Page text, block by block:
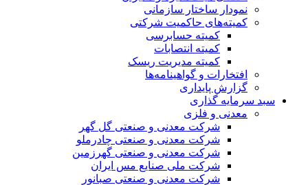
نمودار ساختار سازمانی
کمیته‌های حاکمیت شرکتی
کمیته حسابرسی
کمیته انتصابات
کمیته مدیریت ریسک
افتخارات و گواهینامه‌ها
گزارش پایداری
سبد سرمایه گذاری
معدنی و فلزی
شرکت معدنی و صنعتی گل گهر
شرکت معدنی و صنعتی چادرملو
شرکت معدنی و صنعتی گهرزمین
شرکت ملی صنایع مس ایران
شرکت معدنی و صنعتی صبانور